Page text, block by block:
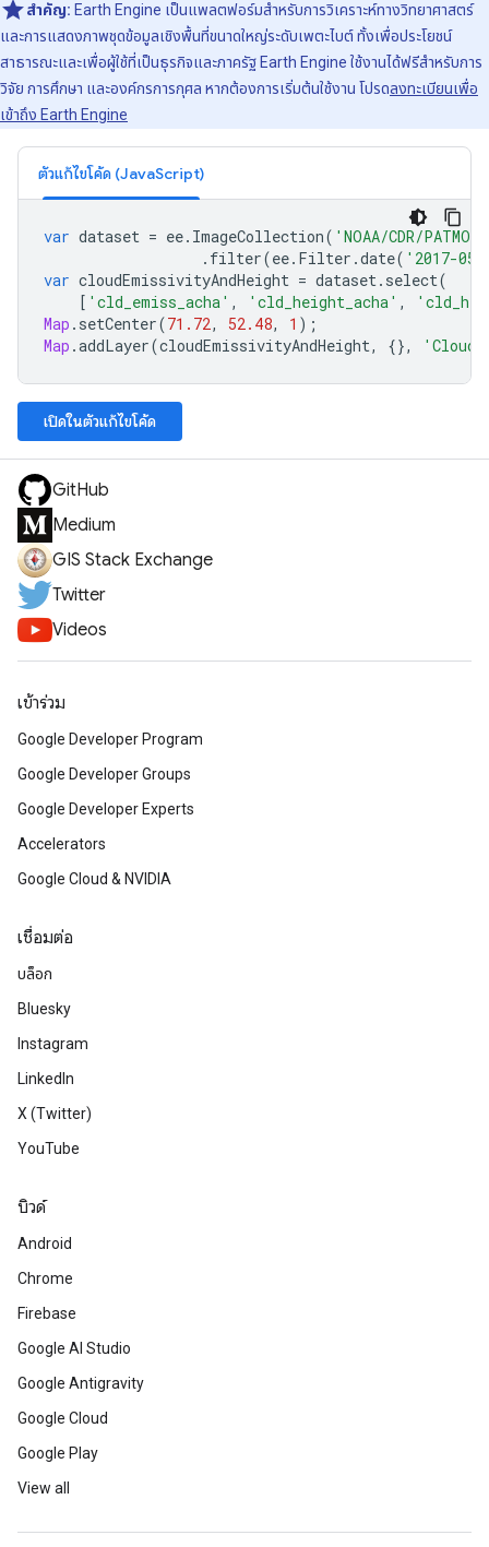
สำคัญ: Earth Engine เป็นแพลตฟอร์มสําหรับการวิเคราะห์ทางวิทยาศาสตร์
และการแสดงภาพชุดข้อมูลเชิงพื้นที่ขนาดใหญ่ระดับเพตะไบต์ ทั้งเพื่อประโยชน์
สาธารณะและเพื่อผู้ใช้ที่เป็นธุรกิจและภาครัฐ Earth Engine ใช้งานได้ฟรีสำหรับการ
วิจัย การศึกษา และองค์กรการกุศล หากต้องการเริ่มต้นใช้งาน โปรดลงทะเบียนเพื่อ
เข้าถึง Earth Engine
ตัวแก้ไขโค้ด (JavaScript)
var dataset = ee. ImageCollection( 'NOAA/CDR/
. filter(ee. Filter .date( '2017-
var cloudEmissivityAndHeight = dataset. select(
[ 'cld_emiss_acha' , 'cld_height_acha' ,
Map . setCenter(71.72, 52.48, 1 );
Map .addLayer(cloudEmissivityAndHeight, {}, 'Cloud
เปิดในตัวแก้ไขโค้ด
GitHub
Medium
GIS Stack Exchange
Twitter
Videos
เข้าร่วม
Google Developer Program
Google Developer Groups
Google Developer Experts
Accelerators
Google Cloud & NVIDIA
เชื่อมต่อ
บล็อก
Bluesky
Instagram
LinkedIn
X (Twitter)
YouTube
บิวด์
Android
Chrome
Firebase
Google AI Studio
Google Antigravity
Google Cloud
Google Play
View all